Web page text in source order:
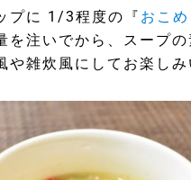
プに 1/3程度の『 おこ
を注いでから、スープ
や雑炊風にしてお楽し